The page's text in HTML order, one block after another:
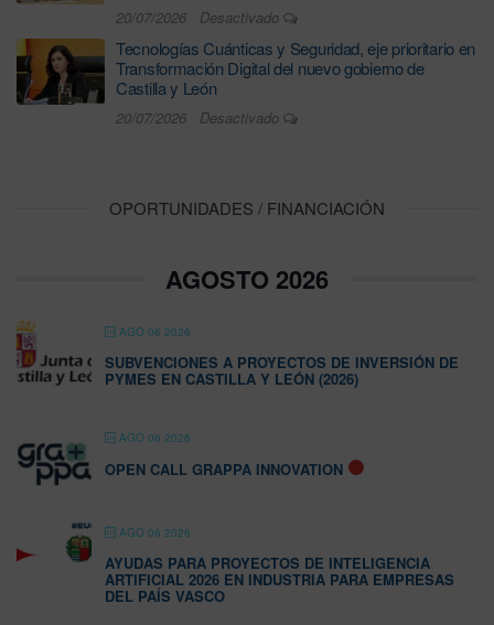
20/07/2026 Desactivado
Tecnologías Cuánticas y Seguridad, eje prioritario en
Transformación Digital del nuevo gobierno de
Castilla y León
20/07/2026 Desactivado
OPORTUNIDADES / FINANCIACIÓN
AGOSTO 2026
AGO 06 2026
SUBVENCIONES A PROYECTOS DE INVERSIÓN DE
PYMES EN CASTILLA Y LEÓN (2026)
AGO 06 2026
OPEN CALL GRAPPA INNOVATION
AGO 06 2026
AYUDAS PARA PROYECTOS DE INTELIGENCIA
ARTIFICIAL 2026 EN INDUSTRIA PARA EMPRESAS
DEL PAÍS VASCO